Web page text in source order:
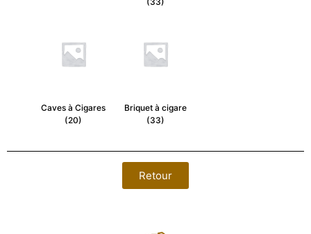
Caves à Cigares
(20)
Briquet à cigare
(33)
Retour